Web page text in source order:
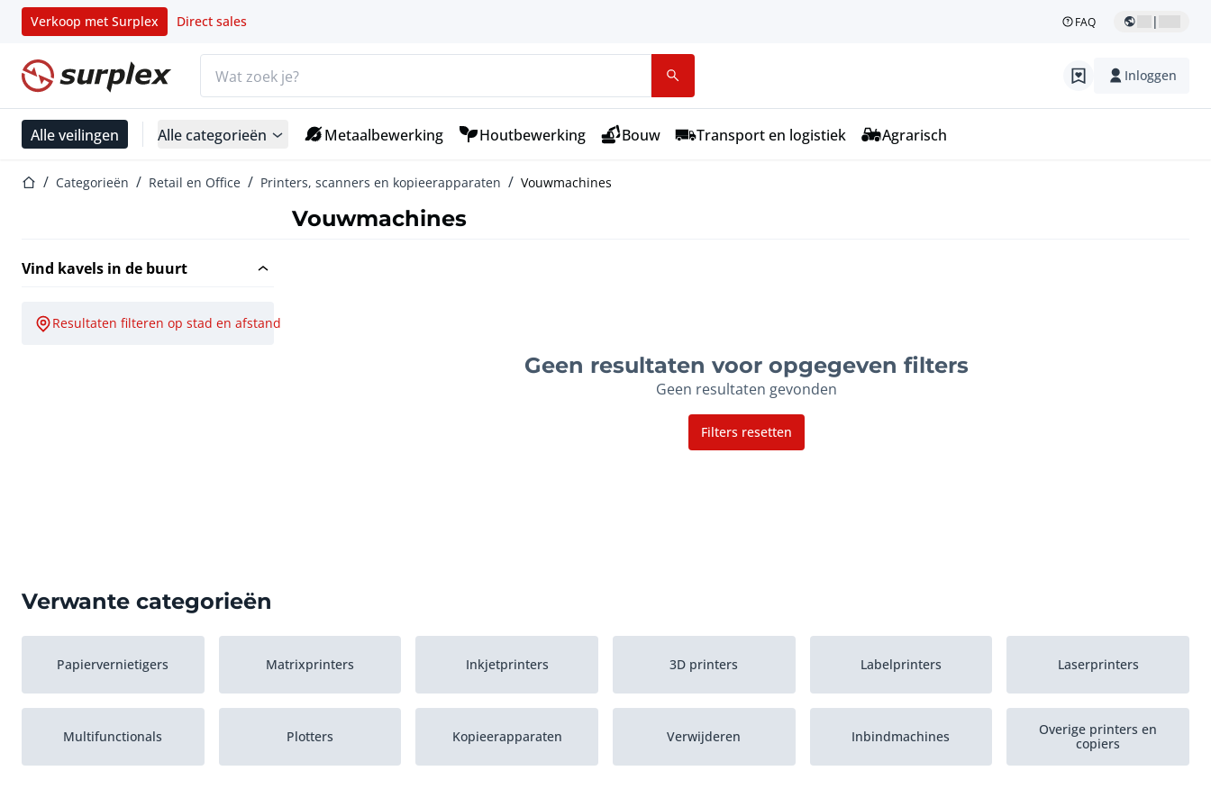
Verkoop met Surplex Direct sales FAQ |
Startpagina Inloggen
Alle veilingen Alle categorieën Metaalbewerking Houtbewerking Bouw Transport en logistiek Agrarisch
StartpaginaCategorieën Retail en Office Printers, scanners en kopieerapparaten Vouwmachines
Vouwmachines
Vind kavels in de buurt
Resultaten filteren op stad en afstand
Geen resultaten voor opgegeven filters
Geen resultaten gevonden
Filters resetten
Verwante categorieën
Papiervernietigers Matrixprinters Inkjetprinters 3D printers Labelprinters Laserprinters
Multifunctionals Plotters Kopieerapparaten Verwijderen Inbindmachines
Overige printers en
copiers